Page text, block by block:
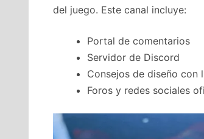
del juego. Este canal incluye:
Portal de comentarios
Servidor de Discord
Consejos de diseño con
Foros y redes sociales